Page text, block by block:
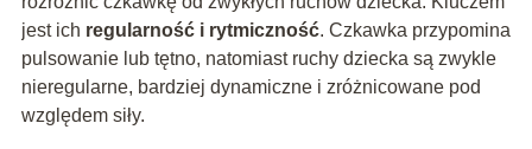
jest ich regularność i rytmiczność. Czkawka przypomina
pulsowanie lub tętno, natomiast ruchy dziecka są zwykle
nieregularne, bardziej dynamiczne i zróżnicowane pod
względem siły.